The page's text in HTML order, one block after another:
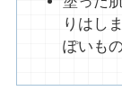
りはし
ぽいも